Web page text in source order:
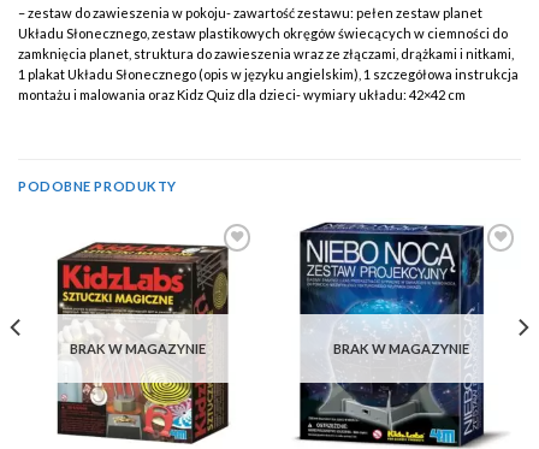
– zestaw do zawieszenia w pokoju- zawartość zestawu: pełen zestaw planet
Układu Słonecznego, zestaw plastikowych okręgów świecących w ciemności do
zamknięcia planet, struktura do zawieszenia wraz ze złączami, drążkami i nitkami,
1 plakat Układu Słonecznego (opis w języku angielskim), 1 szczegółowa instrukcja
montażu i malowania oraz Kidz Quiz dla dzieci- wymiary układu: 42×42 cm
PODOBNE PRODUKTY
Add to
Wishlist
BRAK W MAGAZYNIE
Add to
Wishlist
BRAK W MAGAZYNIE